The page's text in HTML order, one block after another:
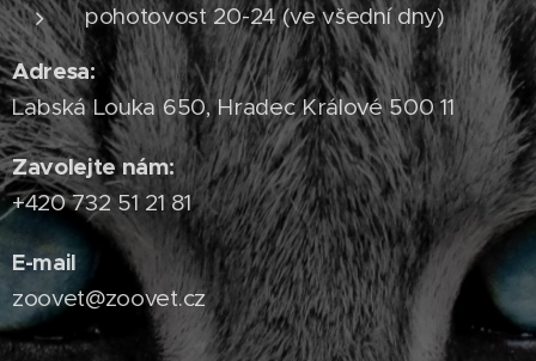
pohotovost 20-24 (ve všední dny)
Adresa:
Labská Louka 650, Hradec Králové 500 11
Zavolejte nám:
+420 732 51 21 81
E-mail
zoovet@zoovet.cz